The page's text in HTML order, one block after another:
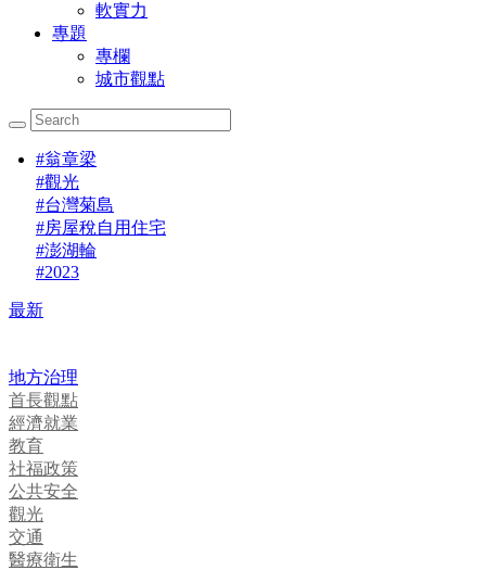
軟實力
專題
專欄
城市觀點
#翁章梁
#觀光
#台灣菊島
#房屋稅自用住宅
#澎湖輪
#2023
最新
地方治理
首長觀點
經濟就業
教育
社福政策
公共安全
觀光
交通
醫療衛生